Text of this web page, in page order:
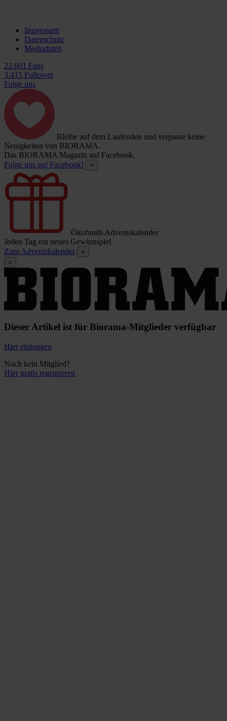
Impressum
Datenschutz
Mediadaten
22.601 Fans
3.415 Follower
Folge uns
Bleibe auf dem Laufenden und verpasse keine
Neuigkeiten von BIORAMA.
Das BIORAMA Magazin auf Facebook.
Folge uns auf Facebook!
×
Ökofundi-Adventskalender
Jeden Tag ein neues Gewinnspiel.
Zum Adventskalender
×
×
Dieser Artikel ist für Biorama-Mitglieder verfügbar
Hier einloggen
Noch kein Mitglied?
Hier gratis registrieren